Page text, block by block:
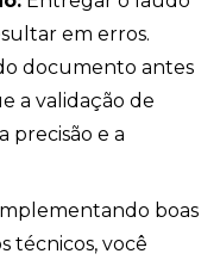
em erros.
documento antes
a validação de
precisão e a
boas
técnicos, você